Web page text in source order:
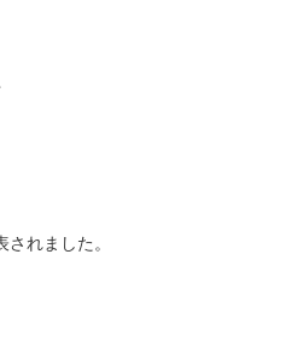
れました。